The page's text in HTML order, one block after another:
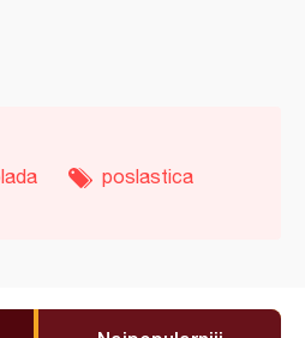
poslastica